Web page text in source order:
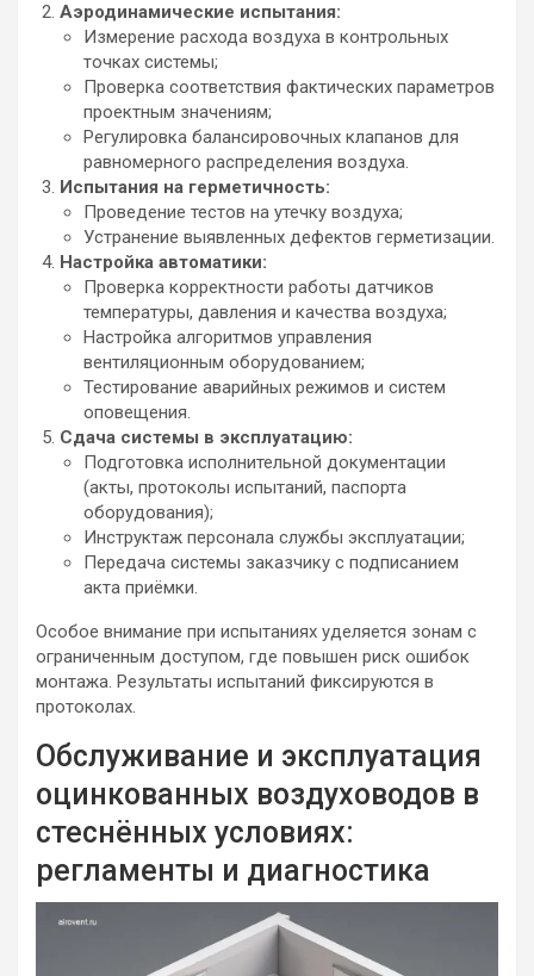
Аэродинамические испытания:
Измерение расхода воздуха в контрольных
точках системы;
Проверка соответствия фактических параметров
проектным значениям;
Регулировка балансировочных клапанов для
равномерного распределения воздуха.
Испытания на герметичность:
Проведение тестов на утечку воздуха;
Устранение выявленных дефектов герметизации.
Настройка автоматики:
Проверка корректности работы датчиков
температуры, давления и качества воздуха;
Настройка алгоритмов управления
вентиляционным оборудованием;
Тестирование аварийных режимов и систем
оповещения.
Сдача системы в эксплуатацию:
Подготовка исполнительной документации
(акты, протоколы испытаний, паспорта
оборудования);
Инструктаж персонала службы эксплуатации;
Передача системы заказчику с подписанием
акта приёмки.
Особое внимание при испытаниях уделяется зонам с
ограниченным доступом, где повышен риск ошибок
монтажа. Результаты испытаний фиксируются в
протоколах.
Обслуживание и эксплуатация
оцинкованных воздуховодов в
стеснённых условиях:
регламенты и диагностика